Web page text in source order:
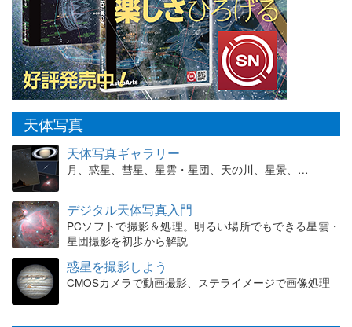
天体写真
天体写真ギャラリー
月、惑星、彗星、星雲・星団、天の川、星景、…
デジタル天体写真入門
PCソフトで撮影＆処理。明るい場所でもできる星雲・
星団撮影を初歩から解説
惑星を撮影しよう
CMOSカメラで動画撮影、ステライメージで画像処理